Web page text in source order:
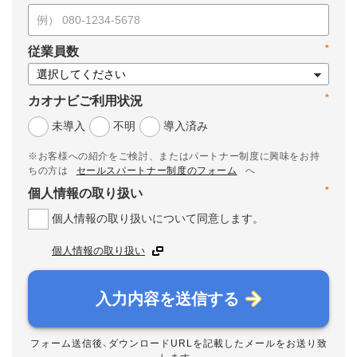
*
従業員数
*
カオナビご利用状況
未導入
不明 導入済み
※お客様への紹介をご検討、またはパートナー制度に興味をお持
ちの方は
セールスパートナー制度のフォーム
へ
*
個人情報の取り扱い
個人情報の取り扱いについて同意します。
個人情報の取り扱い
入力内容を送信する
フォーム送信後、ダウンロードURLを記載したメールをお送り致